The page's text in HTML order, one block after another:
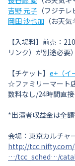
吉野 元子 （フジテ
岡田 沙也加 （お天
【入場料】前売：
リンク）が別途必要）
【チケット】 e+（イ
☆ファミリーマート
数料なし/24時間直
*出演者収益金は全額
会場：東京カルチャ
http://tcc.nifty.com/
…/tcc_sched…/